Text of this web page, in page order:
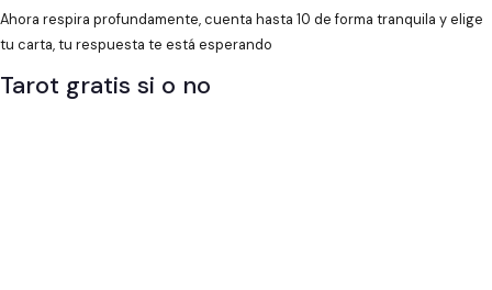
Ahora respira profundamente, cuenta hasta 10 de forma tranquila y elige
tu carta, tu respuesta te está esperando
Tarot gratis si o no